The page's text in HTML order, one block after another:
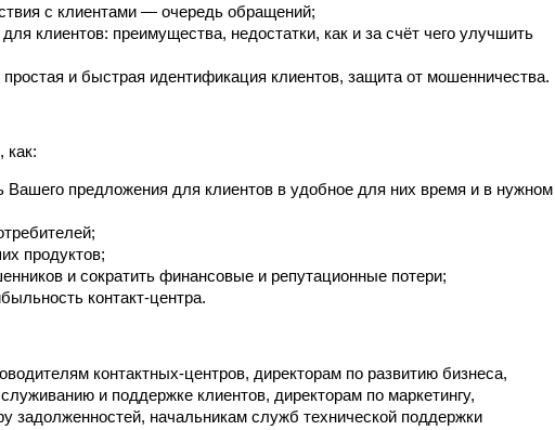
с клиентами — очередь обращений;
клиентов: преимущества, недостатки, как и за счёт чего улучшить
и быстрая идентификация клиентов, защита от мошенничества.
как:
Вашего предложения для клиентов в удобное для них время и в нужном
продуктов;
и сократить финансовые и репутационные потери;
контакт-центра.
контактных-центров, директорам по развитию бизнеса,
и поддержке клиентов, директорам по маркетингу,
задолженностей, начальникам служб технической поддержки